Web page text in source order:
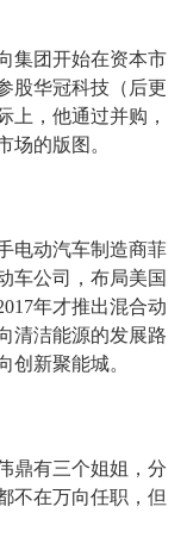
集团开始在资本市
股华冠科技（后更
上，他通过并购，
场的版图。
电动汽车制造商菲
车公司，布局美国
年才推出混合动
清洁能源的发展路
新聚能城。
鼎有三个姐姐，分
不在万向任职，但